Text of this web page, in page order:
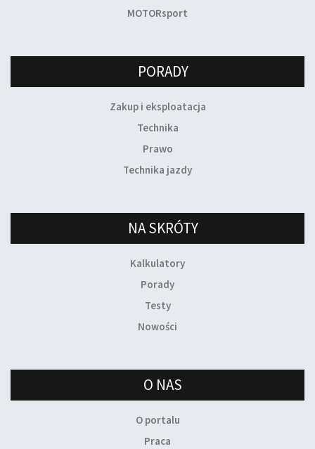
MOTORsport
PORADY
Zakup i eksploatacja
Technika
Prawo
Technika jazdy
NA SKRÓTY
Kalkulatory
Porady
Testy
Nowości
O NAS
O portalu
Praca